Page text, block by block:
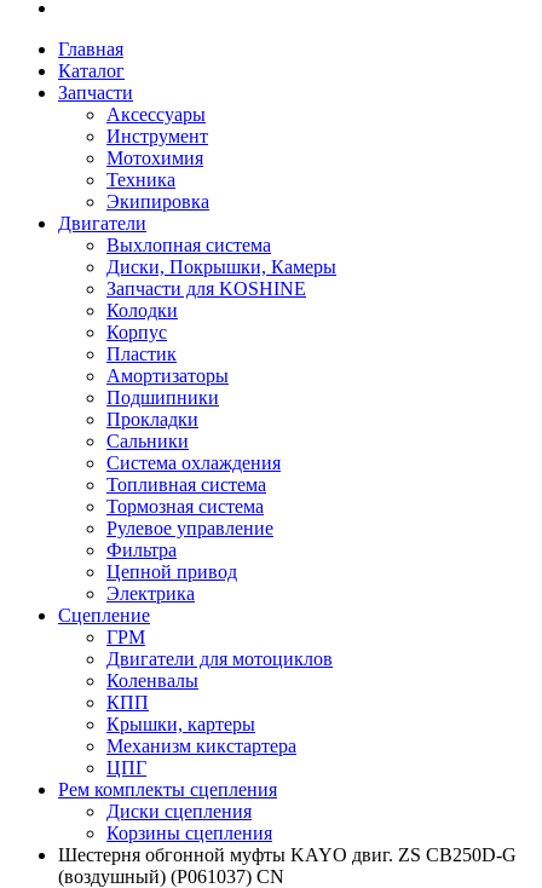
Главная
Каталог
Запчасти
Аксессуары
Инструмент
Мотохимия
Техника
Экипировка
Двигатели
Выхлопная система
Диски, Покрышки, Камеры
Запчасти для KOSHINE
Колодки
Корпус
Пластик
Амортизаторы
Подшипники
Прокладки
Сальники
Система охлаждения
Топливная система
Тормозная система
Рулевое управление
Фильтра
Цепной привод
Электрика
Сцепление
ГРМ
Двигатели для мотоциклов
Коленвалы
КПП
Крышки, картеры
Механизм кикстартера
ЦПГ
Рем комплекты сцепления
Диски сцепления
Корзины сцепления
Шестерня обгонной муфты KAYO двиг. ZS CB250D-G
(воздушный) (P061037) CN